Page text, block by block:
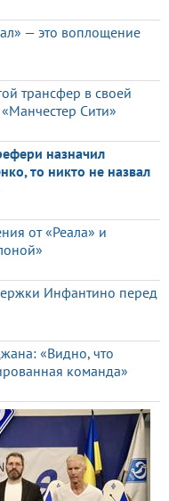
— это воплощение
трансфер в своей
Сити»
назначил
то никто не назвал
от «Реала» и
Инфантино перед
«Видно, что
команда»